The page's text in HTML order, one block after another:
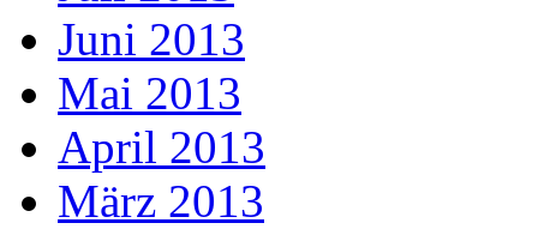
Juni 2013
Mai 2013
April 2013
März 2013